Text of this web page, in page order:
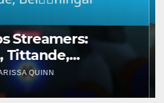
Streamers:
Tittande,
QUINN